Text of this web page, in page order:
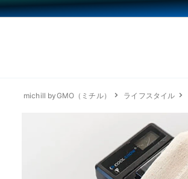
michill byGMO（ミチル） ライフスタイル